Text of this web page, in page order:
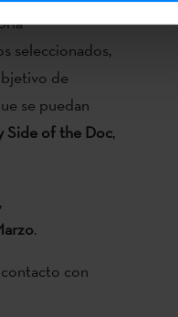
seleccionados,
de
se puedan
Side of the Doc,
.
con